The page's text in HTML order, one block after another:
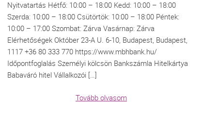
Nyitvatartás Hétfő: 10:00 – 18:00 Kedd: 10:00 – 18:00
Szerda: 10:00 – 18:00 Csütörtök: 10:00 – 18:00 Péntek:
10:00 – 17:00 Szombat: Zárva Vasárnap: Zárva
Elérhetőségek Október 23-A U. 6-10, Budapest, Budapest,
1117 +36 80 333 770 https://www.mbhbank.hu/
Időpontfoglalás Személyi kölcsön Bankszámla Hitelkártya
Babaváró hitel Vállalkozói […]
Tovább olvasom